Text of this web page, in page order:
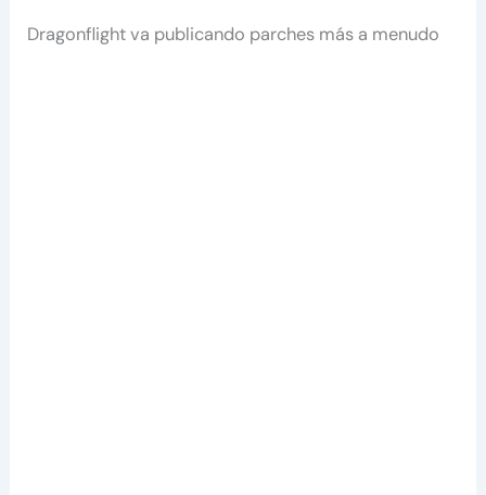
Dragonflight va publicando parches más a menudo